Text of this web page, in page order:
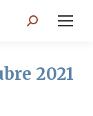
Search:
2021